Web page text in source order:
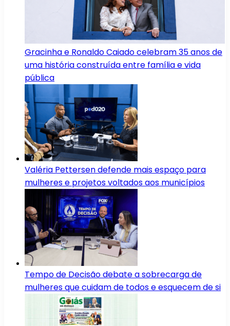
Gracinha e Ronaldo Caiado celebram 35 anos de
uma história construída entre família e vida
pública
Valéria Pettersen defende mais espaço para
mulheres e projetos voltados aos municípios
Tempo de Decisão debate a sobrecarga de
mulheres que cuidam de todos e esquecem de si